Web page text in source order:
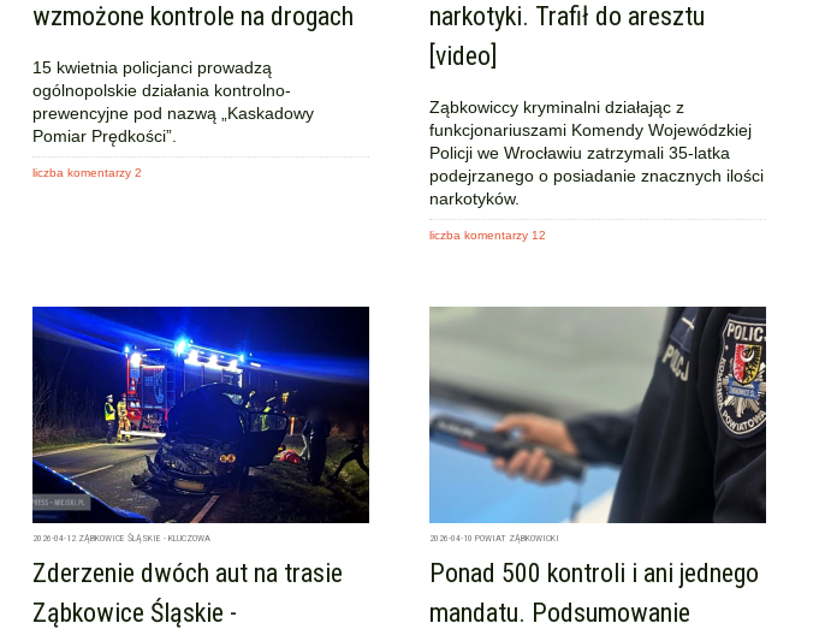
wzmożone kontrole na drogach
15 kwietnia policjanci prowadzą
ogólnopolskie działania kontrolno-
prewencyjne pod nazwą „Kaskadowy
Pomiar Prędkości”.
liczba komentarzy 2
narkotyki. Trafił do aresztu
[video]
Ząbkowiccy kryminalni działając z
funkcjonariuszami Komendy Wojewódzkiej
Policji we Wrocławiu zatrzymali 35-latka
podejrzanego o posiadanie znacznych ilości
narkotyków.
liczba komentarzy 12
2026-04-12 ZĄBKOWICE ŚLĄSKIE - KLUCZOWA
Zderzenie dwóch aut na trasie
Ząbkowice Śląskie -
2026-04-10 POWIAT ZĄBKOWICKI
Ponad 500 kontroli i ani jednego
mandatu. Podsumowanie